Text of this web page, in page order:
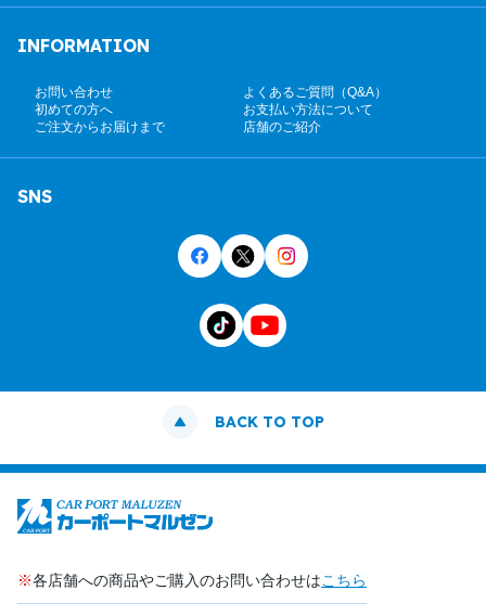
INFORMATION
お問い合わせ
よくあるご質問（Q&A）
初めての方へ
お支払い方法について
ご注文からお届けまで
店舗のご紹介
SNS
BACK TO TOP
※各店舗への商品やご購入のお問い合わせはこちら